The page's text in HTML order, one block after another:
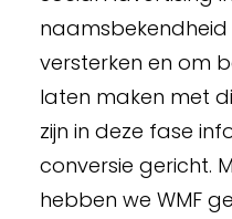
naamsbekendheid
versterken en om
laten maken met
zijn in deze fase
conversie gericht.
hebben we WMF